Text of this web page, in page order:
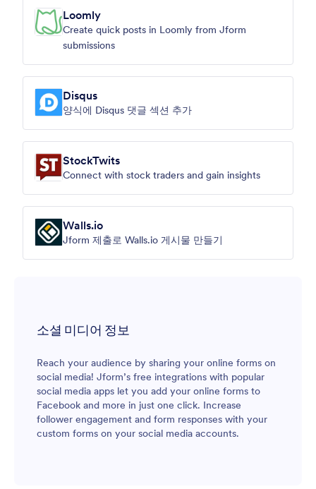
Loomly
Create quick posts in Loomly from Jform
submissions
Disqus
양식에 Disqus 댓글 섹션 추가
StockTwits
Connect with stock traders and gain insights
Walls.io
Jform 제출로 Walls.io 게시물 만들기
소셜 미디어 정보
Reach your audience by sharing your online forms on
social media! Jform’s free integrations with popular
social media apps let you add your online forms to
Facebook and more in just one click. Increase
follower engagement and form responses with your
custom forms on your social media accounts.